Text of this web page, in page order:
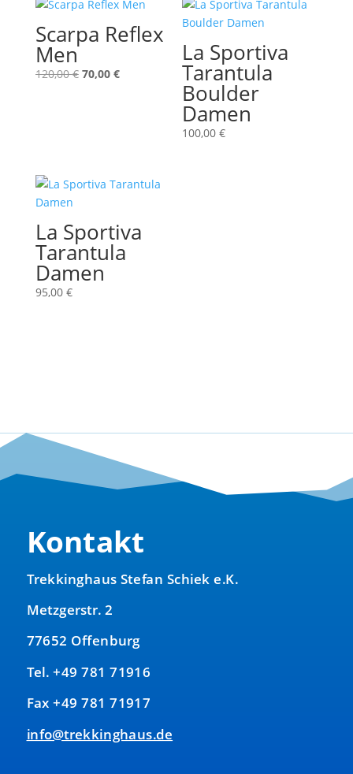
Scarpa Reflex
Men
120,00€ Ursprünglicher
70,00 €Aktueller
La Sportiva
Tarantula
Boulder
Damen
100,00€
La Sportiva
Tarantula
Damen
95,00 €
Kontakt
Trekkinghaus Stefan Schiek e.K.
Metzgerstr. 2
77652 Offenburg
Tel. +49 781 71916
Fax +49 781 71917
info@trekkinghaus.de